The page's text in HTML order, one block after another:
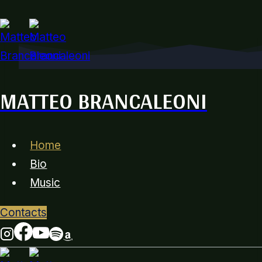
Salta
al
contenuto
MATTEO BRANCALEONI
Home
Bio
Music
Contacts